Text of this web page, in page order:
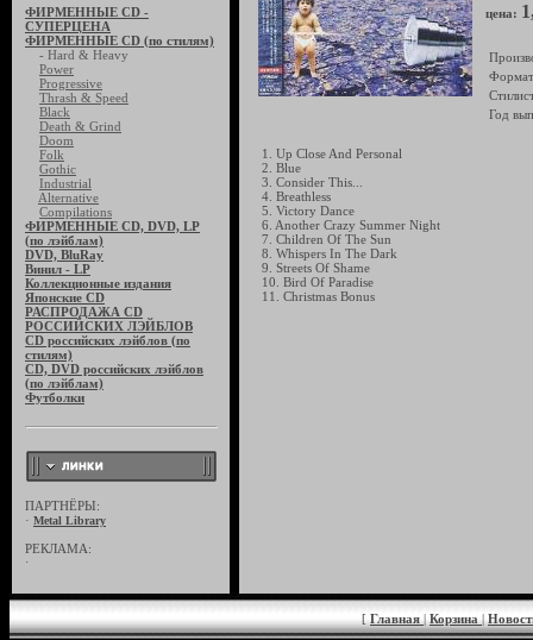
ФИРМЕННЫЕ CD -
СУПЕРЦЕНА
ФИРМЕННЫЕ CD (по стилям)
- Hard & Heavy
Power
Progressive
Thrash & Speed
Black
Death & Grind
Doom
Folk
Gothic
Industrial
Alternative
Compilations
ФИРМЕННЫЕ CD, DVD, LP
(по лэйблам)
DVD, BluRay
Винил - LP
Коллекционные издания
Японские CD
РАСПРОДАЖА CD
РОССИЙСКИХ ЛЭЙБЛОВ
CD российских лэйблов (по
стилям)
CD, DVD российских лэйблов
(по лэйблам)
Футболки
ПАРТНЁРЫ:
· Metal Library
РЕКЛАМА:
·
цена:
Год
1. Up Close And Personal
2. Blue
3. Consider This...
4. Breathless
5. Victory Dance
6. Another Crazy Summer Night
7. Children Of The Sun
8. Whispers In The Dark
9. Streets Of Shame
10. Bird Of Paradise
11. Christmas Bonus
[ Главная | Корзина |